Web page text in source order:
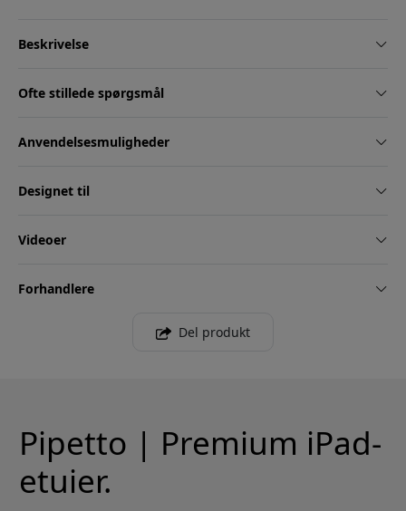
Beskrivelse
Ofte stillede spørgsmål
Anvendelsesmuligheder
Designet til
Videoer
Forhandlere
Del produkt
Pipetto | Premium iPad-
etuier.